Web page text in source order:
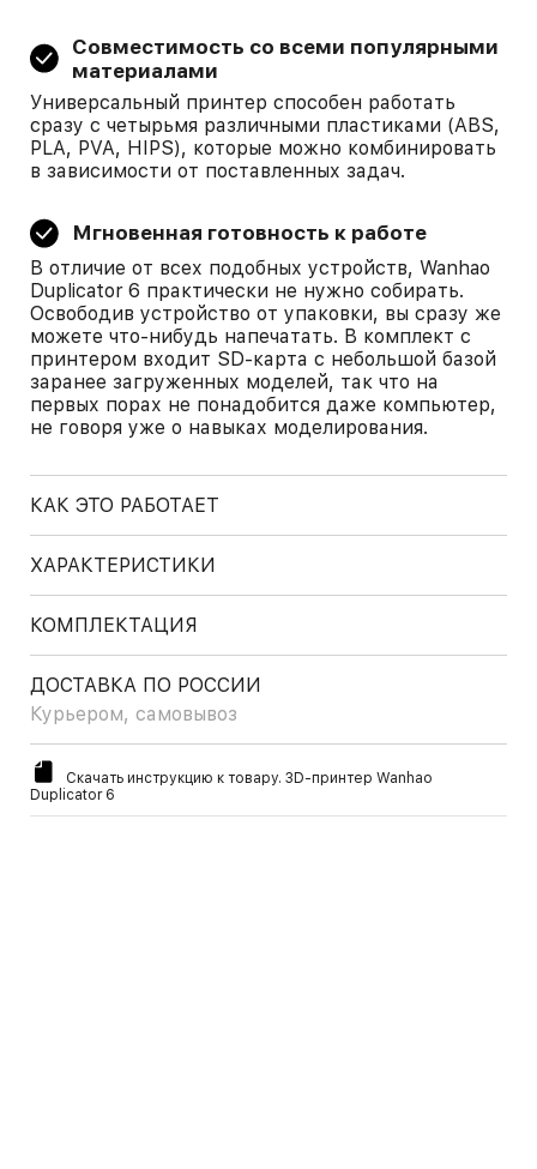
Совместимость со всеми популярными
материалами
Универсальный принтер способен работать
сразу с четырьмя различными пластиками (ABS,
PLA, PVA, HIPS), которые можно комбинировать
в зависимости от поставленных задач.
Мгновенная готовность к работе
В отличие от всех подобных устройств, Wanhao
Duplicator 6 практически не нужно собирать.
Освободив устройство от упаковки, вы сразу же
можете что-нибудь напечатать. В комплект с
принтером входит SD-карта с небольшой базой
заранее загруженных моделей, так что на
первых порах не понадобится даже компьютер,
не говоря уже о навыках моделирования.
КАК ЭТО РАБОТАЕТ
ХАРАКТЕРИСТИКИ
КОМПЛЕКТАЦИЯ
ДОСТАВКА ПО РОССИИ
Курьером, самовывоз
Скачать инструкцию к товару. 3D-принтер Wanhao
Duplicator 6